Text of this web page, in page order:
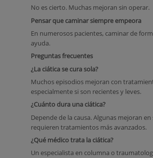
No es cierto. Muchas mejoran sin operar.
Pensar que caminar siempre empeora
En numerosos pacientes, caminar de
ayuda.
Preguntas frecuentes
¿La ciática se cura sola?
Muchos episodios mejoran con
especialmente si son recientes y leves.
¿Cuánto dura una ciática?
Depende de la causa. Algunas mejoran
requieren tratamientos más avanzados.
¿Qué médico trata la ciática?
Un especialista en columna o